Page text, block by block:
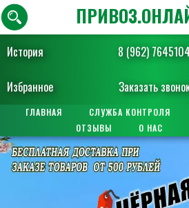
История 8 (962)
Избранное Заказать
ГЛАВНАЯ СЛУЖБА КОНТРОЛЯ
ОТЗЫВЫ
О НАС